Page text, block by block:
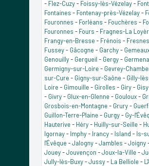
- Flez-Cuzy- Foissy-lès-Vézelay-
Fontaines - Fontenay-près-Vézelay-
Fouronnes - Forléans - Fouchères -
Fouronnes - Fours - Fragnes-La
Frangy-en-Bresse - Frénois - Fresnes
Fussey- Gâcogne - Garchy-
Genouilly- Gergueil - Gergy-
Germigny-sur-Loire - Gevrey-
sur-Cure - Gigny-sur-Saône - Gilly-
Loire - Gimouille - Girolles - Giry-
- Givry- Glux-en-Glenne - Gouloux-
Grosbois-en-Montagne - Grury-
Guillon-Terre-Plaine - Gurgy- Gy-
Hauterive - Héry- Huilly-sur-Seille -
Igornay- Imphy- Irancy- Island - Is-
l'Évêque -Jalogny-Jambles -Joigny
Jouey-Jouvençon -Joux-la-Ville -
Jully-lès-Buxy-Jussy- La Belliole -